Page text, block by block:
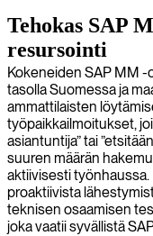
Tehokas SAP
resursointi
Kokeneiden SAP MM
tasolla Suomessa ja
ammattilaisten
työpaikkailmoitukset,
asiantuntija” tai
suuren määrän
aktiivisesti
proaktiivista
teknisen osaamisen
joka vaatii syvällistä